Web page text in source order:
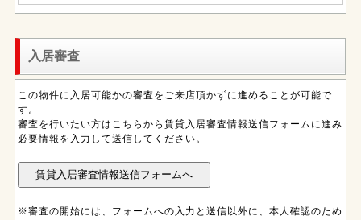
入居審査
この物件に入居可能かの審査をご来店頂かずに進めることが可能で
す。
審査を行いたい方はこちらから賃貸入居審査情報送信フォームに進み
必要情報を入力して送信してください。
※審査の開始には、フォームへの入力と送信以外に、本人確認のため